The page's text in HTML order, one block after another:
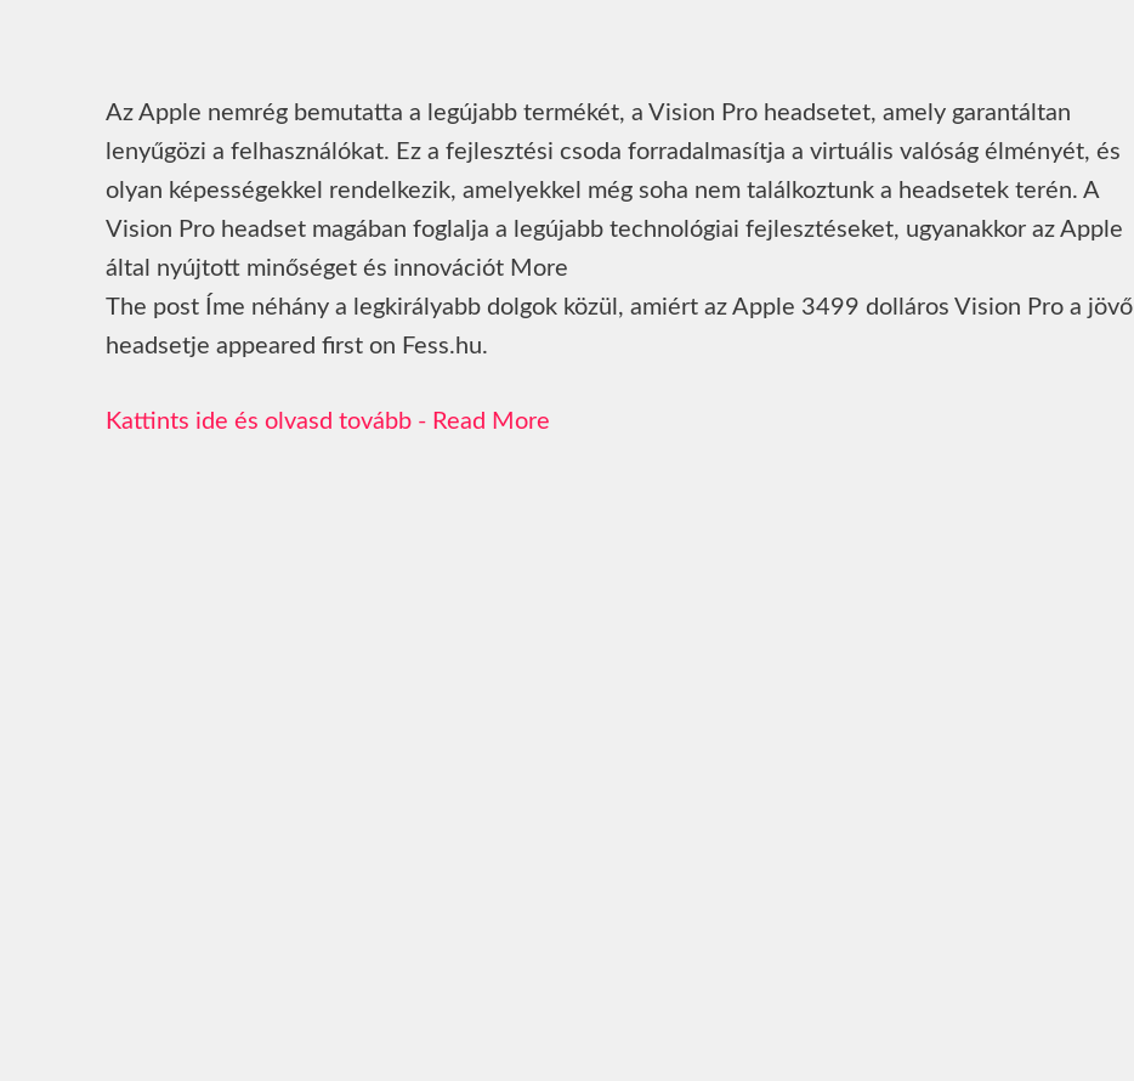
Az Apple nemrég bemutatta a legújabb termékét, a Vision Pro headsetet, amely garantáltan
lenyűgözi a felhasználókat. Ez a fejlesztési csoda forradalmasítja a virtuális valóság élményét, és
olyan képességekkel rendelkezik, amelyekkel még soha nem találkoztunk a headsetek terén. A
Vision Pro headset magában foglalja a legújabb technológiai fejlesztéseket, ugyanakkor az Apple
által nyújtott minőséget és innovációt More
The post Íme néhány a legkirályabb dolgok közül, amiért az Apple 3499 dolláros Vision Pro a jövő
headsetje appeared first on Fess.hu.
Read More